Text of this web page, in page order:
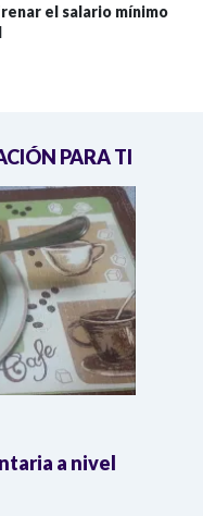
el salario mínimo
PARA TI
a nivel